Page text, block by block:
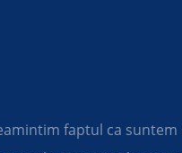
faptul ca